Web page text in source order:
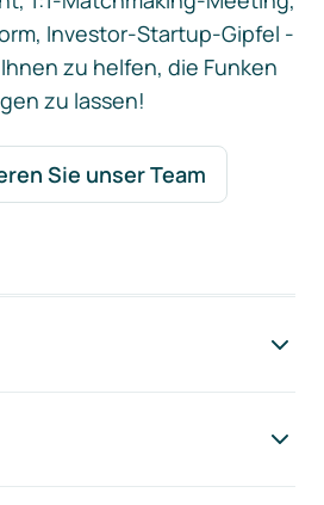
Investor-Startup-Gipfel -
zu helfen, die Funken
zu lassen!
Sie unser Team